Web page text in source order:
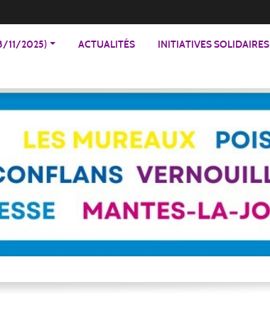
11/2025) ACTUALITÉS INITIATIVES SOLIDAIRES